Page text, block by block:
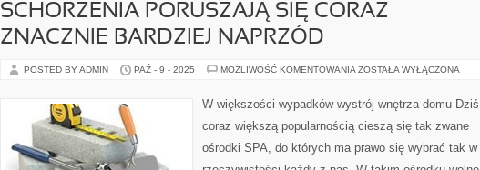
SCHORZENIA PORUSZAJĄ SIĘ CORAZ
ZNACZNIE BARDZIEJ NAPRZÓD
POSTED BY ADMIN PAŹ - 9 - 2025 MOŻLIWOŚĆ KOMENTOWANIA SCHORZENIA
CORAZ
ZNACZNIE
NAPRZÓD
ZOSTAŁA WYŁĄCZONA
W większości wypadków wystrój wnętrza domu Dziś
coraz większą popularnością cieszą się tak zwane
ośrodki SPA, do których ma prawo się wybrać tak w